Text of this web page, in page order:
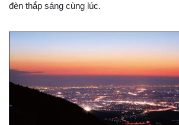
đèn thắp sáng cùng lúc.